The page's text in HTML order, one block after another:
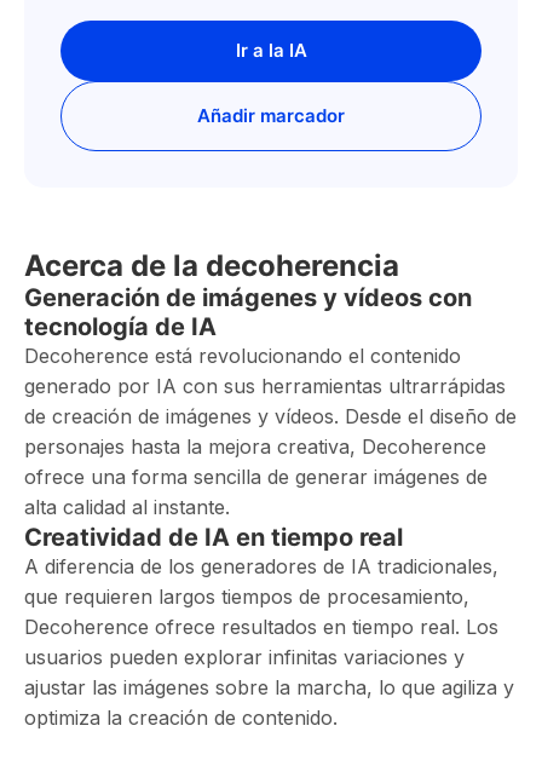
Ir a la IA
Añadir marcador
Acerca de la decoherencia
Generación de imágenes y vídeos con
tecnología de IA
Decoherence está revolucionando el contenido
generado por IA con sus herramientas ultrarrápidas
de creación de imágenes y vídeos. Desde el diseño de
personajes hasta la mejora creativa, Decoherence
ofrece una forma sencilla de generar imágenes de
alta calidad al instante.
Creatividad de IA en tiempo real
A diferencia de los generadores de IA tradicionales,
que requieren largos tiempos de procesamiento,
Decoherence ofrece resultados en tiempo real. Los
usuarios pueden explorar infinitas variaciones y
ajustar las imágenes sobre la marcha, lo que agiliza y
optimiza la creación de contenido.